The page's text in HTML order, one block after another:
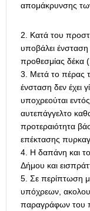
απομάκρυνσης
Κατά του
υποβάλει ένσταση
προθεσμίας δέκα
Μετά το πέρας
ένσταση δεν έχει
υποχρεούται
αυτεπάγγελτο
προτεραιότητα
επέκτασης
Η δαπάνη και
Δήμου και
Σε περίπτωση
υπόχρεων,
παραγράφων του